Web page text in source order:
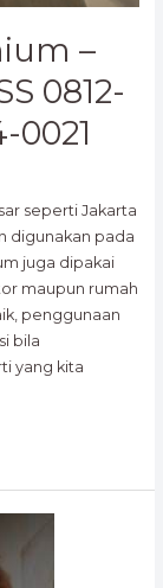
–
0812-
0021
seperti Jakarta
digunakan pada
juga dipakai
maupun rumah
penggunaan
bila
yang kita